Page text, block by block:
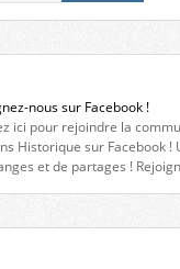
nous sur Facebook !
ici pour rejoindre la
Historique sur Facebook !
et de partages !